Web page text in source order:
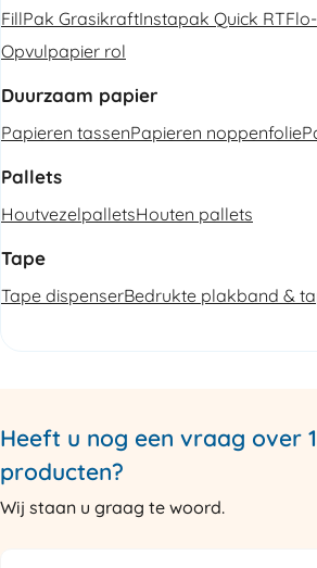
FillPak GrasikraftInstapak Quick RT
Opvulpapier rol
Duurzaam papier
Papieren tassenPapieren noppenfolie
Pallets
HoutvezelpalletsHouten pallets
Tape
Tape dispenserBedrukte plakband &
Heeft u nog een vraag over
producten?
Wij staan u graag te woord.